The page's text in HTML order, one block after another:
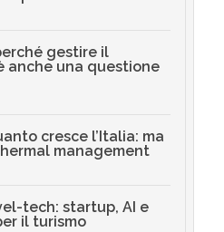
gestire il
anche una questione
cresce l’Italia: ma
management
tech: startup, AI e
il turismo